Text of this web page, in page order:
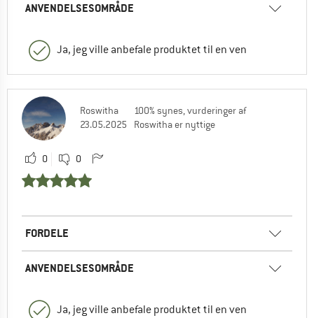
ANVENDELSESOMRÅDE
Ja, jeg ville anbefale produktet til en ven
Roswitha
23.05.2025
100% synes, vurderinger af
Roswitha er nyttige
0 0
FORDELE
ANVENDELSESOMRÅDE
Ja, jeg ville anbefale produktet til en ven